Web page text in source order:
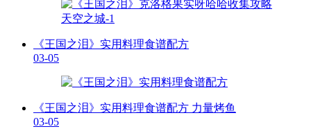
《王国之泪》实用料理食谱配方
03-05
《王国之泪》实用料理食谱配方 力量烤鱼
03-05